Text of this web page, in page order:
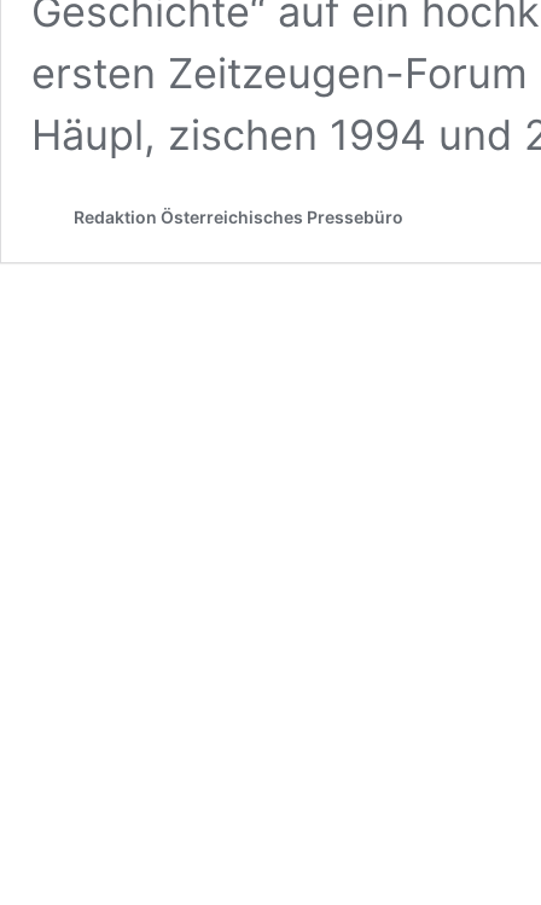
Geschichte“ auf ein
ersten Zeitzeugen-
Häupl, zischen 1994 und
Redaktion Österreichisches Pressebüro